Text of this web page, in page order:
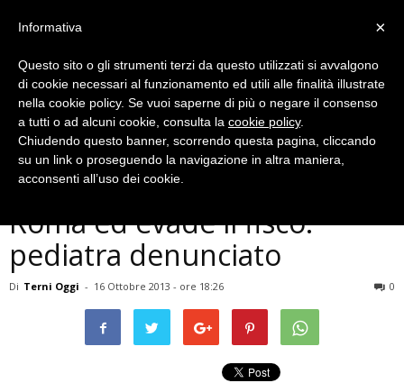
Cronaca
Amelia, truffa un ospedale di
Roma ed evade il fisco:
pediatra denunciato
Di Terni Oggi - 16 Ottobre 2013 - ore 18:26 0
×
Informativa
Questo sito o gli strumenti terzi da questo utilizzati si avvalgono
di cookie necessari al funzionamento ed utili alle finalità illustrate
nella cookie policy. Se vuoi saperne di più o negare il consenso
a tutti o ad alcuni cookie, consulta la cookie policy.
Chiudendo questo banner, scorrendo questa pagina, cliccando
su un link o proseguendo la navigazione in altra maniera,
acconsenti all’uso dei cookie.